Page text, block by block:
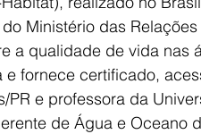
Ministério das
a qualidade de vida nas
e fornece certificado,
PR e professora da
de Água e Oceano